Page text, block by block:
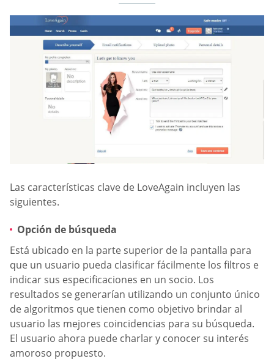
Las características clave de LoveAgain incluyen las
siguientes.
Opción de búsqueda
Está ubicado en la parte superior de la pantalla para
que un usuario pueda clasificar fácilmente los filtros e
indicar sus especificaciones en un socio. Los
resultados se generarían utilizando un conjunto único
de algoritmos que tienen como objetivo brindar al
usuario las mejores coincidencias para su búsqueda.
El usuario ahora puede charlar y conocer su interés
amoroso propuesto.